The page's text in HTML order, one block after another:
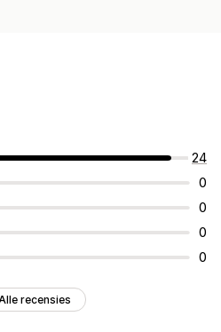
24
0
0
0
0
recensies